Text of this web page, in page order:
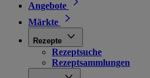
Angebote
Märkte
Rezepte
Rezeptsuche
Rezeptsammlungen